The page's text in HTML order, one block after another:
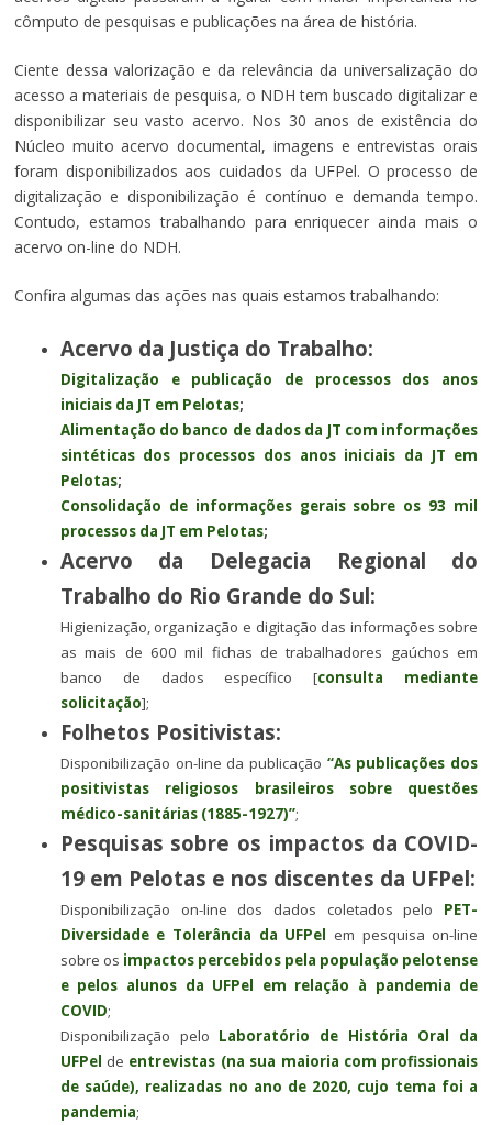
cômputo de pesquisas e publicações na área de história.
Ciente dessa valorização e da relevância da universalização do
acesso a materiais de pesquisa, o NDH tem buscado digitalizar e
disponibilizar seu vasto acervo. Nos 30 anos de existência do
Núcleo muito acervo documental, imagens e entrevistas orais
foram disponibilizados aos cuidados da UFPel. O processo de
digitalização e disponibilização é contínuo e demanda tempo.
Contudo, estamos trabalhando para enriquecer ainda mais o
acervo on-line do NDH.
Confira algumas das ações nas quais estamos trabalhando:
Acervo da Justiça do Trabalho:
Digitalização e publicação de processos dos anos
iniciais da JT em Pelotas;
Alimentação do banco de dados da JT com informações
sintéticas dos processos dos anos iniciais da JT em
Pelotas;
Consolidação de informações gerais sobre os 93 mil
processos da JT em Pelotas;
Acervo da Delegacia Regional do
Trabalho do Rio Grande do Sul:
Higienização, organização e digitação das informações sobre
as mais de 600 mil fichas de trabalhadores gaúchos em
banco de dados específico [consulta mediante
solicitação];
Folhetos Positivistas:
Disponibilização on-line da publicação “As publicações dos
positivistas religiosos brasileiros sobre questões
médico-sanitárias (1885-1927)”;
Pesquisas sobre os impactos da COVID-
19 em Pelotas e nos discentes da UFPel:
Disponibilização on-line dos dados coletados pelo PET-
Diversidade e Tolerância da UFPel em pesquisa on-line
sobre os impactos percebidos pela população pelotense
e pelos alunos da UFPel em relação à pandemia de
COVID;
Disponibilização pelo Laboratório de História Oral da
UFPel de entrevistas (na sua maioria com profissionais
de saúde), realizadas no ano de 2020, cujo tema foi a
pandemia;